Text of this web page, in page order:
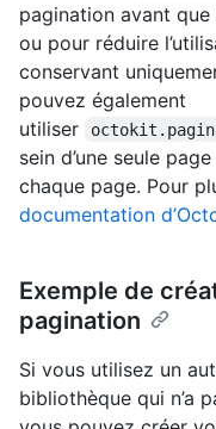
pagination avant
ou pour réduire
conservant
pouvez également
utiliser
sein d’une seule
chaque page. Pour
documentation
Exemple de
pagination
Si vous utilisez un
bibliothèque qui n’a